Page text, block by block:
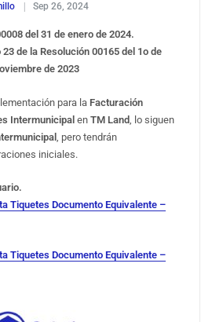
Sep 26, 2024
del 31 de enero de 2024.
de la Resolución 00165 del 1o de
de 2023
para la Facturación
Intermunicipalen TM Land, lo siguen
, pero tendrán
iniciales.
Tiquetes Documento Equivalente –
Tiquetes Documento Equivalente –